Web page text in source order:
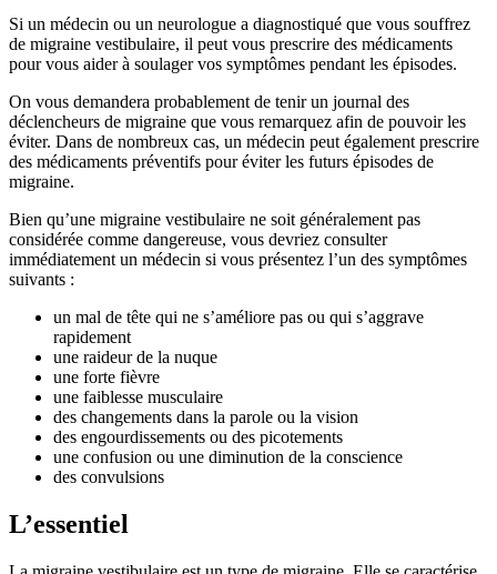
Si un médecin ou un neurologue a diagnostiqué que vous souffrez
de migraine vestibulaire, il peut vous prescrire des médicaments
pour vous aider à soulager vos symptômes pendant les épisodes.
On vous demandera probablement de tenir un journal des
déclencheurs de migraine que vous remarquez afin de pouvoir les
éviter. Dans de nombreux cas, un médecin peut également prescrire
des médicaments préventifs pour éviter les futurs épisodes de
migraine.
Bien qu’une migraine vestibulaire ne soit généralement pas
considérée comme dangereuse, vous devriez consulter
immédiatement un médecin si vous présentez l’un des symptômes
suivants :
un mal de tête qui ne s’améliore pas ou qui s’aggrave
rapidement
une raideur de la nuque
une forte fièvre
une faiblesse musculaire
des changements dans la parole ou la vision
des engourdissements ou des picotements
une confusion ou une diminution de la conscience
des convulsions
L’essentiel